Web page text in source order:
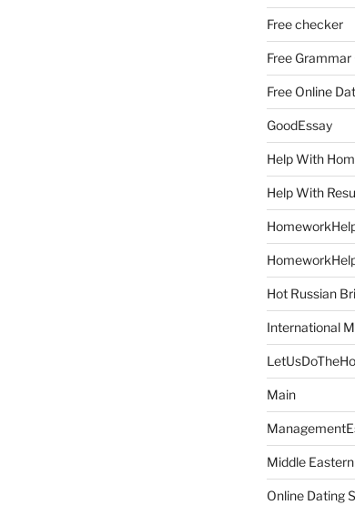
Free checker
Free
Free Online
GoodEssay
Help With
Help With
Hot Russian
International
Main
Middle
Online Dating